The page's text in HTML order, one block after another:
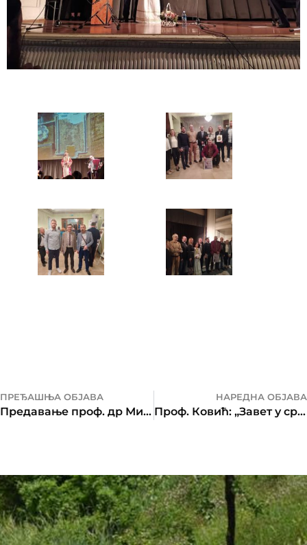
ПРЕЂАШЊА ОБЈАВА
Предавање проф. др Милоша Ковића у Бањалуци
НАРЕДНА ОБЈАВА
Проф. Ковић: „Завет у срце и памет у главу“!